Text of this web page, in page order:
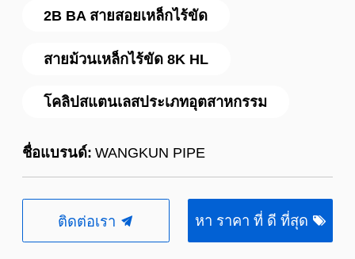
2B BA สายสอยเหล็กไร้ขัด
สายม้วนเหล็กไร้ขัด 8K HL
โคลิปสแตนเลสประเภทอุตสาหกรรม
ชื่อแบรนด์: WANGKUN PIPE
ติดต่อเรา หา ราคา ที่ ดี ที่สุด